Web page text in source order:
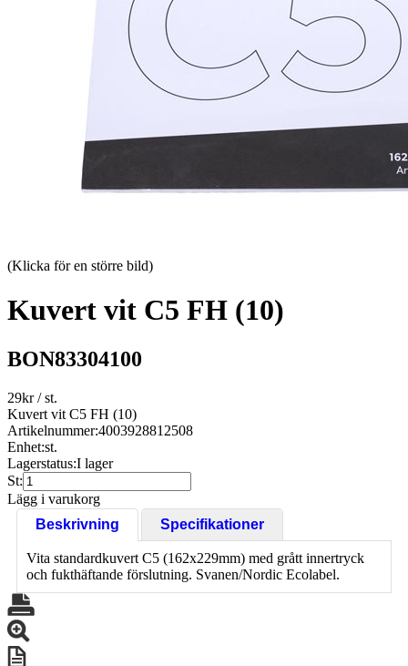
(Klicka för en större bild)
Kuvert vit C5 FH (10)
BON83304100
29kr/ st.
Kuvert vit C5 FH (10)
Artikelnummer:4003928812508
Enhet:st.
Lagerstatus:I lager
St:
Lägg i varukorg
Beskrivning
Specifikationer
Vita standardkuvert C5 (162x229mm) med grått innertryck
och fukthäftande förslutning. Svanen/Nordic Ecolabel.